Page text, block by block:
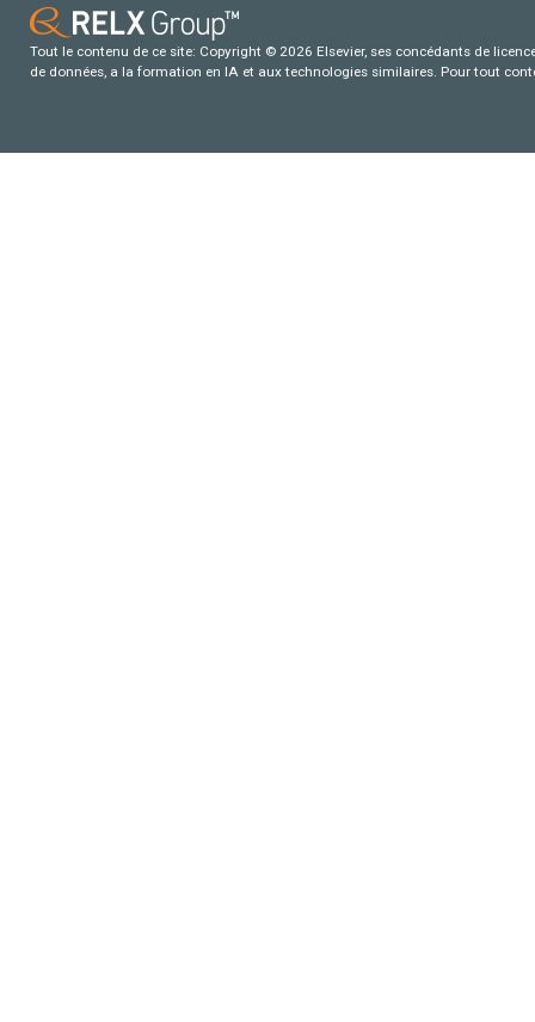
Tout le contenu de ce site: Copyright © 2026 Elsevier, ses concédants de
de données, a la formation en IA et aux technologies similaires. Pour tout